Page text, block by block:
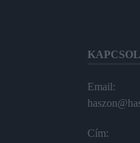
Email:
Cím: